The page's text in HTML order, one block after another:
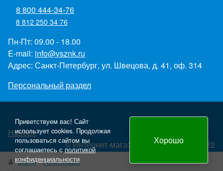
8 800 444-34-76
8 812 250 34 76
Пн-Пт: 09.00 - 18.00
E-mail: info@vsznk.ru
Адрес: Санкт-Петербург, ул. Швецова, д. 41, оф. 314
Персональный раздел
Наверх
© Интернет-магазин "Всезнаки.рф" 2022
Создание и продвижение сайта - Panteon WS
Войти
Регистрация
Приветствуем вас! Сайт
использует cookies. Продолжая
пользоваться сайтом вы
соглашаетесь сполитикой
конфиденциальности
Хорошо